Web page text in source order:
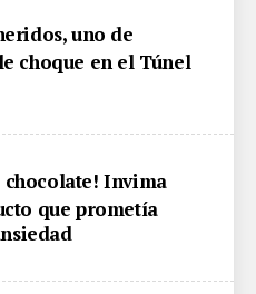
uno de
choque en el Túnel
chocolate! Invima
que prometía